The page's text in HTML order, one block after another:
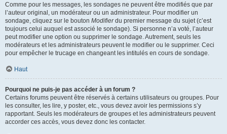
Comme pour les messages, les sondages ne peuvent être modifiés que par
l’auteur original, un modérateur ou un administrateur. Pour modifier un
sondage, cliquez sur le bouton Modifierdu premier message du sujet (c’est
toujours celui auquel est associé le sondage). Si personne n’a voté, l’auteur
peut modifier une option ou supprimer le sondage. Autrement, seuls les
modérateurs et les administrateurs peuvent le modifier ou le supprimer. Ceci
pour empêcher le trucage en changeant les intitulés en cours de sondage.
Haut
Pourquoi ne puis-je pas accéder à un forum ?
Certains forums peuvent être réservés à certains utilisateurs ou groupes. Pour
les consulter, les lire, y poster, etc., vous devez avoir les permissions s’y
rapportant. Seuls les modérateurs de groupes et les administrateurs peuvent
accorder ces accès, vous devez donc les contacter.